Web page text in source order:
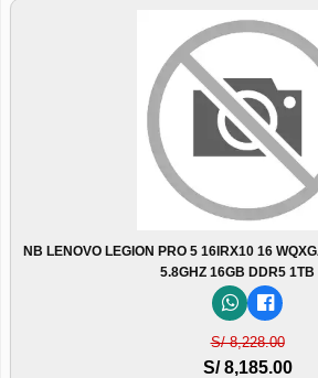
NB LENOVO LEGION PRO 5 16IRX10 16
5.8GHZ 16GB DDR5 1TB
S/ 8,228.00
S/ 8,185.00